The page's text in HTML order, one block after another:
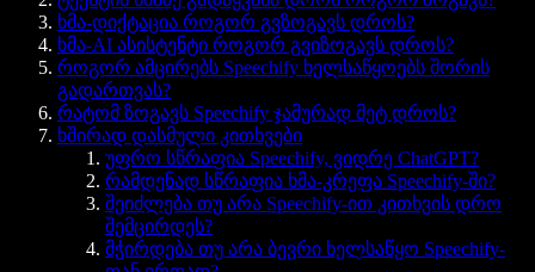
ხმა-დიქტაცია როგორ გვზოგავს დროს?
ხმა-AI ასისტენტი როგორ გვიზოგავს დროს?
როგორ ამცირებს Speechify ხელსაწყოებს შორის
გადართვას?
რატომ ზოგავს Speechify ჯამურად მეტ დროს?
ხშირად დასმული კითხვები
უფრო სწრაფია Speechify, ვიდრე ChatGPT?
რამდენად სწრაფია ხმა-კრეფა Speechify-ში?
შეიძლება თუ არა Speechify-ით კითხვის დრო
შემცირდეს?
მჭირდება თუ არა ბევრი ხელსაწყო Speechify-